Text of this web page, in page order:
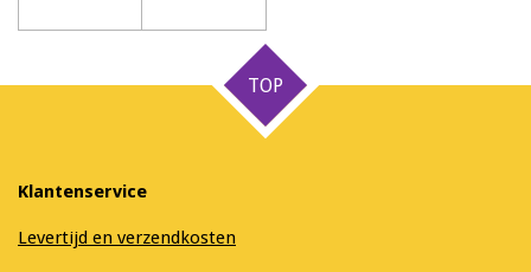
TOP
Klantenservice
Levertijd en verzendkosten